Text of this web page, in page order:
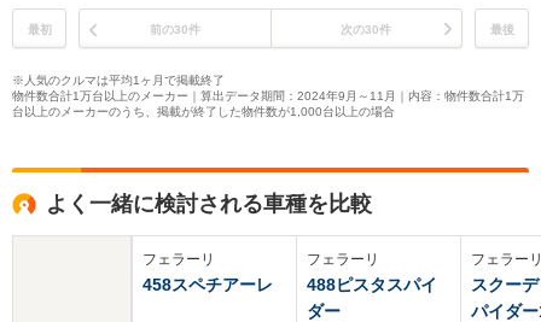
最初 前の30件 次の30件 最後
※人気のクルマは平均1ヶ月で掲載終了
物件数合計1万台以上のメーカー｜算出データ期間：2024年9月～11月｜内容：物件数合計1万
台以上のメーカーのうち、掲載が終了した物件数が1,000台以上の場合
よく一緒に検討される車種を比較
フェラーリ
458スペチアーレ
フェラーリ
488ピスタスパイ
ダー
フェラー
スクー
パイダ